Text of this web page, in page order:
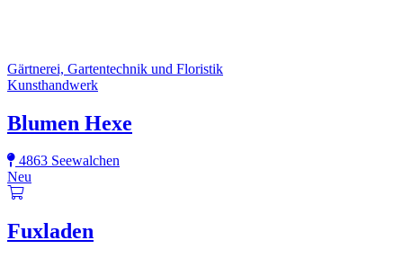
Gärtnerei, Gartentechnik und Floristik
Kunsthandwerk
Blumen Hexe
4863 Seewalchen
Neu
Fuxladen